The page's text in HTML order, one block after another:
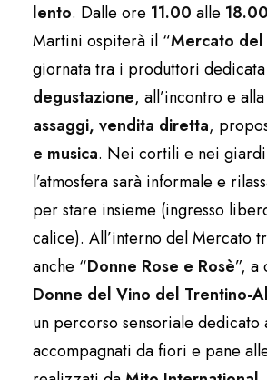
lento. Dalle ore 11.00 alle 18.00
Martini ospiterà il “Mercato del
giornata tra i produttori
degustazione, all’incontro e
assaggi, vendita diretta,
e musica. Nei cortili e nei
l’atmosfera sarà informale e
per stare insieme (ingresso
calice). All’interno del Mercato
anche “Donne Rose e Rosè”, a
Donne del Vino del Trentino-
un percorso sensoriale dedicato
accompagnati da fiori e pane